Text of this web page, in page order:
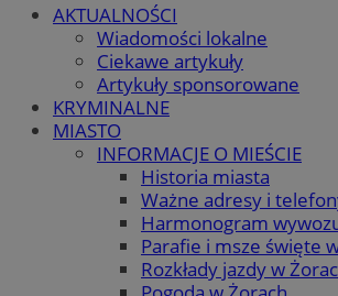
AKTUALNOŚCI
Wiadomości lokalne
Ciekawe artykuły
Artykuły sponsorowane
KRYMINALNE
MIASTO
INFORMACJE O MIEŚCIE
Historia miasta
Ważne adresy i
Harmonogram
Parafie i msze święte
Rozkłady jazdy w